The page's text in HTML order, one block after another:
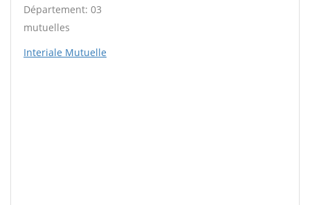
Département: 03
mutuelles
Interiale Mutuelle